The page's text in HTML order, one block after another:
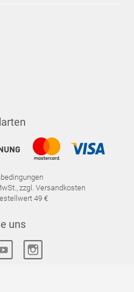
zzgl. Versandkosten
49 €
uns